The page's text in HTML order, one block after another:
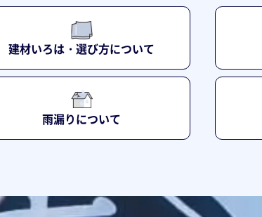
建材いろは・選び方について
雨漏りについて